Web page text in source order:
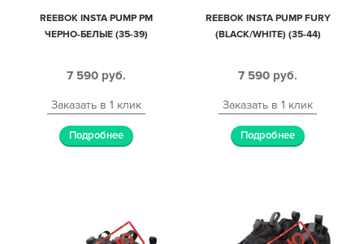
REEBOK INSTA PUMP PM
ЧЕРНО-БЕЛЫЕ (35-39)
7 590 руб.
Заказать в 1 клик
Подробнее
REEBOK INSTA PUMP FURY
(BLACK/WHITE) (35-44)
7 590 руб.
Заказать в 1 клик
Подробнее